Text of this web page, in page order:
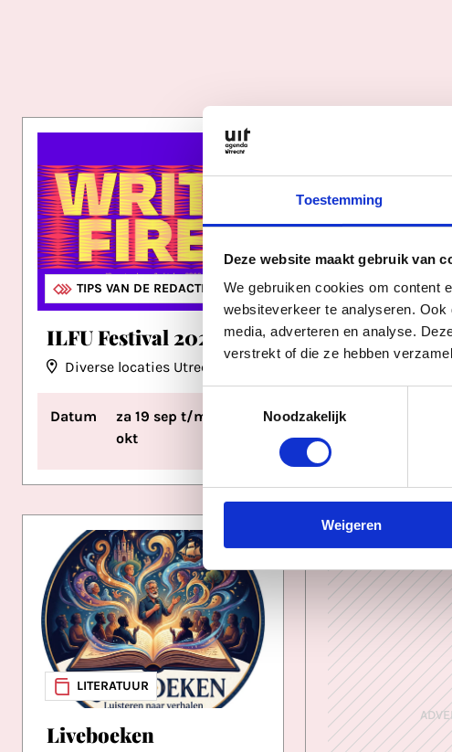
Toestemming
Deze website maakt gebruik van
We gebruiken cookies om content
websiteverkeer te analyseren.
media, adverteren en analyse.
verstrekt of die ze hebben
Noodzakelijk
Weigeren
FESTIVALS
LITERATUUR
TIPS VAN DE REDACTIE
ILFU Festival 2026
Diverse locaties Utrecht
Datum
za 19 sep t/m za 3
okt
BosBieb
Landhuis
wo t/
LITERATUUR
Liveboeken